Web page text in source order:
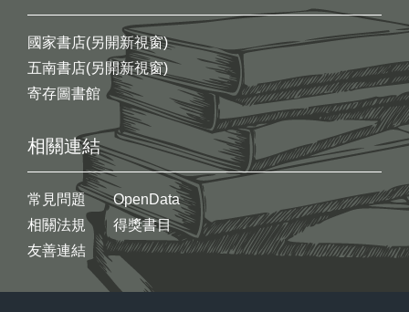
國家書店(另開新視窗)
五南書店(另開新視窗)
寄存圖書館
相關連結
常見問題
相關法規
友善連結
OpenData
得獎書目